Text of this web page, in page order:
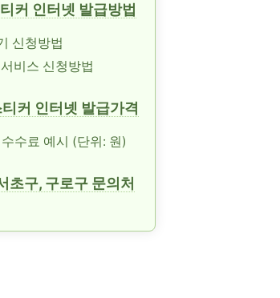
커 인터넷 발급방법
신청방법
비스 신청방법
커 인터넷 발급가격
수료 예시 (단위: 원)
초구, 구로구 문의처